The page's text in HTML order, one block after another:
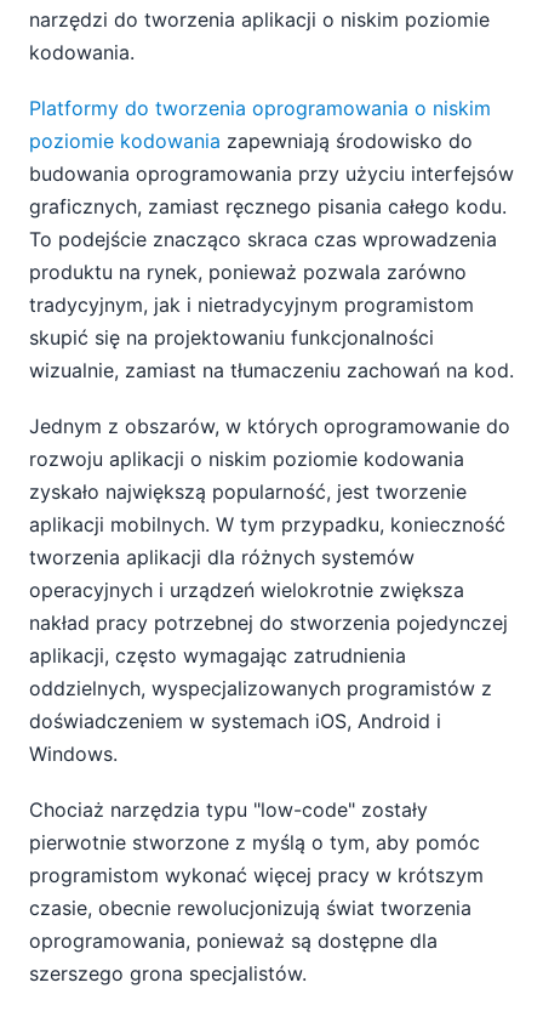
narzędzi do tworzenia aplikacji o niskim poziomie
kodowania.
Platformy do tworzenia oprogramowania o niskim
poziomie kodowania zapewniają środowisko do
budowania oprogramowania przy użyciu interfejsów
graficznych, zamiast ręcznego pisania całego kodu.
To podejście znacząco skraca czas wprowadzenia
produktu na rynek, ponieważ pozwala zarówno
tradycyjnym, jak i nietradycyjnym programistom
skupić się na projektowaniu funkcjonalności
wizualnie, zamiast na tłumaczeniu zachowań na kod.
Jednym z obszarów, w których oprogramowanie do
rozwoju aplikacji o niskim poziomie kodowania
zyskało największą popularność, jest tworzenie
aplikacji mobilnych. W tym przypadku, konieczność
tworzenia aplikacji dla różnych systemów
operacyjnych i urządzeń wielokrotnie zwiększa
nakład pracy potrzebnej do stworzenia pojedynczej
aplikacji, często wymagając zatrudnienia
oddzielnych, wyspecjalizowanych programistów z
doświadczeniem w systemach iOS, Android i
Windows.
Chociaż narzędzia typu "low-code" zostały
pierwotnie stworzone z myślą o tym, aby pomóc
programistom wykonać więcej pracy w krótszym
czasie, obecnie rewolucjonizują świat tworzenia
oprogramowania, ponieważ są dostępne dla
szerszego grona specjalistów.